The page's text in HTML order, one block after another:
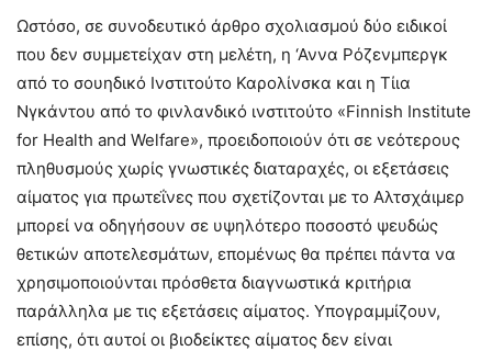
Ωστόσο, σε συνοδευτικό άρθρο σχολιασμού δύο ειδικοί
που δεν συμμετείχαν στη μελέτη, η ‘Αννα Ρόζενμπεργκ
από το σουηδικό Ινστιτούτο Καρολίνσκα και η Τίια
Νγκάντου από το φινλανδικό ινστιτούτο «Finnish Institute
for Health and Welfare», προειδοποιούν ότι σε νεότερους
πληθυσμούς χωρίς γνωστικές διαταραχές, οι εξετάσεις
αίματος για πρωτεΐνες που σχετίζονται με το Αλτσχάιμερ
μπορεί να οδηγήσουν σε υψηλότερο ποσοστό ψευδώς
θετικών αποτελεσμάτων, επομένως θα πρέπει πάντα να
χρησιμοποιούνται πρόσθετα διαγνωστικά κριτήρια
παράλληλα με τις εξετάσεις αίματος. Υπογραμμίζουν,
επίσης, ότι αυτοί οι βιοδείκτες αίματος δεν είναι